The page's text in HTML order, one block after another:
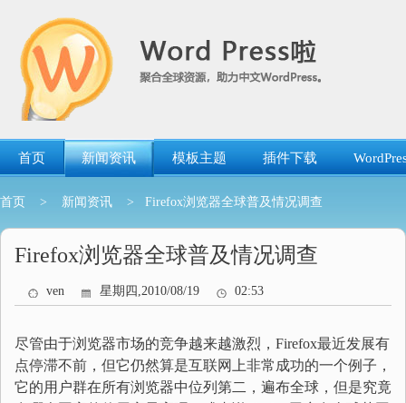
首页 新闻资讯 模板主题 插件下载
首页 > 新闻资讯 > Firefox浏览器全球普及情况调查
Firefox浏览器全球普及情况调查
ven 星期四,2010/08/19 02:53
尽管由于浏览器市场的竞争越来越激烈，Firefox最近发展有
点停滞不前，但它仍然算是互联网上非常成功的一个例子，
它的用户群在所有浏览器中位列第二，遍布全球，但是究竟